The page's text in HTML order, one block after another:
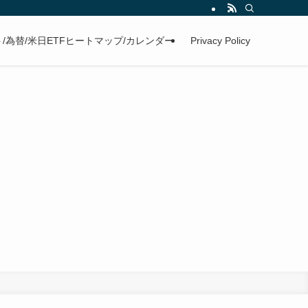
/為替/米日ETFヒートマップ/カレンダー Privacy Policy